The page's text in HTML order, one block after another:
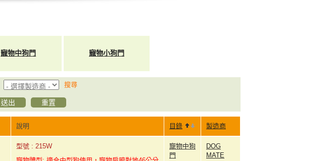
寵物中狗門 寵物小狗門
搜尋
說明 目錄 製造商
型號 : 215W
寵物中狗
門
DOG
MATE